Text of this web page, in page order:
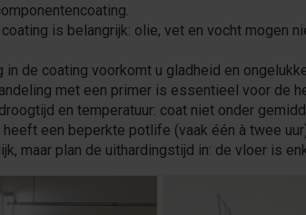
is belangrijk: olie, vet en vocht mogen
in de coating voorkomt u gladheid en
met een primer is essentieel voor de
en temperatuur: coat niet onder
een beperkte potlife (vaak één à twee
maar plan de uithardingstijd in: de vloer is